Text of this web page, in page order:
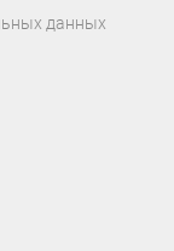
данных